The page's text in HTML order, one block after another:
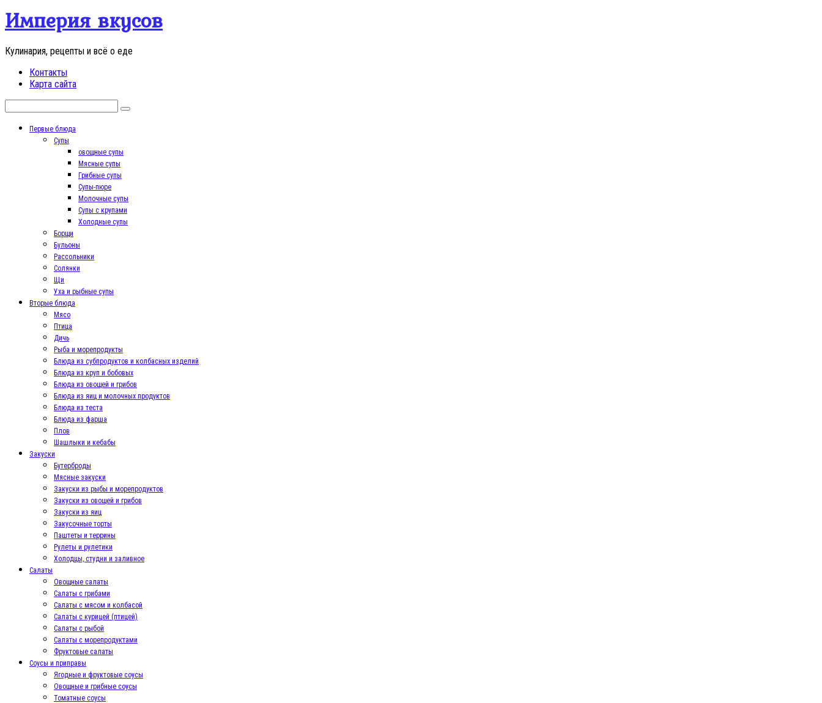
Перейти
контенту
Империя вкусов
Кулинария, рецепты и всё о еде
Контакты
Карта сайта
Первые блюда
Супы
овощные супы
Мясные супы
Грибные супы
Супы-пюре
Молочные супы
Супы с крупами
Холодные супы
Борщи
Бульоны
Рассольники
Солянки
Щи
Уха и рыбные супы
Вторые блюда
Мясо
Птица
Дичь
Рыба и морепродукты
Блюда из субпродуктов и колбасных изделий
Блюда из круп и бобовых
Блюда из овощей и грибов
Блюда из яиц и молочных продуктов
Блюда из теста
Блюда из фарша
Плов
Шашлыки и кебабы
Закуски
Бутерброды
Мясные закуски
Закуски из рыбы и морепродуктов
Закуски из овощей и грибов
Закуски из яиц
Закусочные торты
Паштеты и террины
Рулеты и рулетики
Холодцы, студни и заливное
Салаты
Овощные салаты
Салаты с грибами
Салаты с мясом и колбасой
Салаты с курицей (птицей)
Салаты с рыбой
Салаты с морепродуктами
Фруктовые салаты
Соусы и приправы
Ягодные и фруктовые соусы
Овощные и грибные соусы
Томатные соусы